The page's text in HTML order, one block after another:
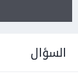
السؤال